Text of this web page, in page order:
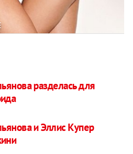
разделась для
и Эллис Купер